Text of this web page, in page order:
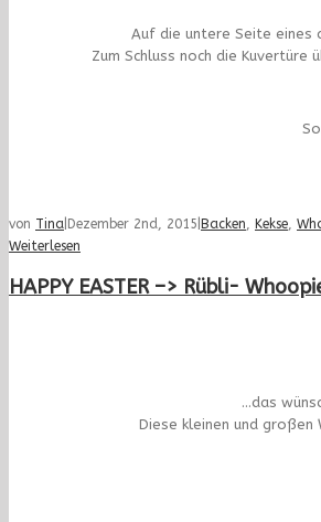
Auf die untere Seite eines
Zum Schluss noch die
von Tina Dezember 2nd, 2015 Backen Kekse
Weiterlesen
HAPPY EASTER –> Rübli-
…das
Diese kleinen und großen